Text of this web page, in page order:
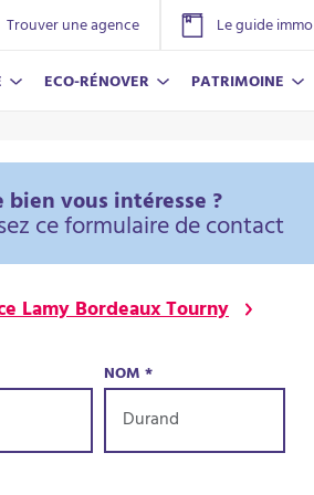
Trouver une agence Le guide immo
ECO-RÉNOVER PATRIMOINE
bien vous intéresse ?
ce formulaire de contact
Lamy Bordeaux Tourny
NOM*